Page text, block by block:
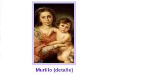
Murillo (detalle)